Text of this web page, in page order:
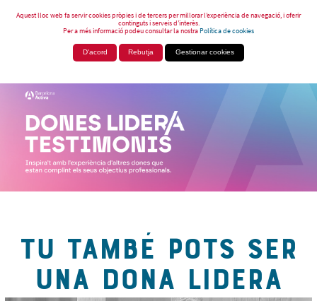
Aquest lloc web fa servir cookies pròpies i de tercers per millorar l’experiència de navegació, i oferir
continguts i serveis d’interès.
Per a més informació podeu consultar la nostraPolítica de cookies
D'acord Rebutja Gestionar cookies
TU TAMBÉ POTS SER
UNA DONA LIDERA